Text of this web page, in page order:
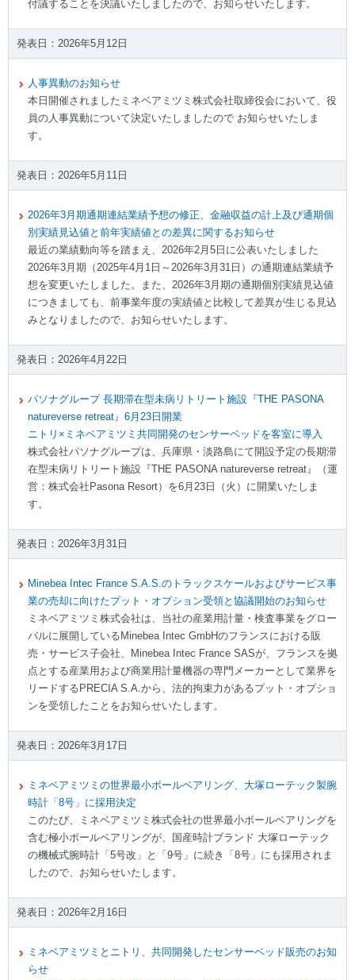
付議することを決議いたしましたので、お知らせいたします。
2026年5月12日
人事異動のお知らせ
本日開催されましたミネベアミツミ株式会社取締役会において、役
員の人事異動について決定いたしましたので お知らせいたしま
す。
2026年5月11日
2026年3月期通期連結業績予想の修正、金融収益の計上及び通期個
別実績見込値と前年実績値との差異に関するお知らせ
最近の業績動向等を踏まえ、2026年2月5日に公表いたしました
2026年3月期（2025年4月1日～2026年3月31日）の通期連結業績予
想を変更いたしました。また、2026年3月期の通期個別実績見込値
につきましても、前事業年度の実績値と比較して差異が生じる見込
みとなりましたので、お知らせいたします。
2026年4月22日
パソナグループ 長期滞在型未病リトリート施設『THE PASONA
natureverse retreat』6月23日開業
ニトリ×ミネベアミツミ共同開発のセンサーベッドを客室に導入
株式会社パソナグループは、兵庫県・淡路島にて開設予定の長期滞
在型未病リトリート施設『THE PASONA natureverse retreat』（運
営：株式会社Pasona Resort）を6月23日（火）に開業いたしま
す。
2026年3月31日
Minebea Intec France S.A.S.のトラックスケールおよびサービス事
業の売却に向けたプット・オプション受領と協議開始のお知らせ
ミネベアミツミ株式会社は、当社の産業用計量・検査事業をグロー
バルに展開しているMinebea Intec GmbHのフランスにおける販
売・サービス子会社、Minebea Intec France SASが、フランスを拠
点とする産業用および商業用計量機器の専門メーカーとして業界を
リードするPRECIA S.A.から、法的拘束力があるプット・オプショ
ンを受領したことをお知らせいたします。
2026年3月17日
ミネベアミツミの世界最小ボールベアリング、大塚ローテック製腕
時計「8号」に採用決定
このたび、ミネベアミツミ株式会社の世界最小ボールベアリングを
含む極小ボールベアリングが、国産時計ブランド 大塚ローテック
の機械式腕時計「5号改」と「9号」に続き「8号」にも採用されま
したので、お知らせいたします。
2026年2月16日
ミネベアミツミとニトリ、共同開発したセンサーベッド販売のお知
らせ